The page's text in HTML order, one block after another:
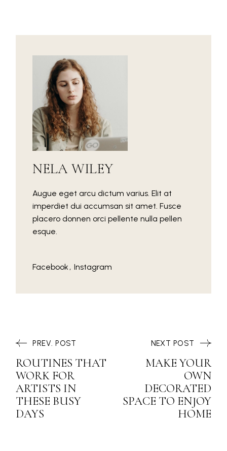
NELA WILEY
Augue eget arcu dictum varius. Elit at
imperdiet dui accumsan sit amet. Fusce
placero donnen orci pellente nulla pellen
esque.
Facebook Instagram
PREV. POST
ROUTINES THAT
WORK FOR
ARTISTS IN
THESE BUSY
DAYS
MAKE YOUR
OWN
DECORATED
SPACE TO ENJOY
HOME
NEXT POST